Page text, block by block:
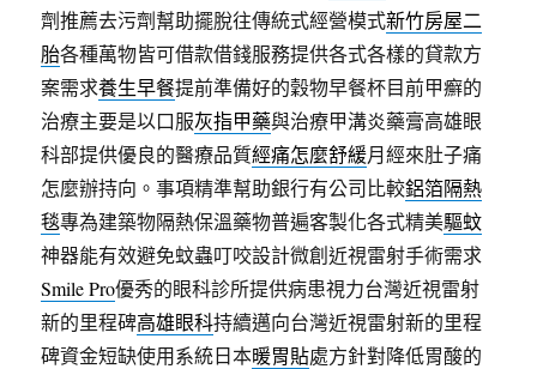
劑推薦去污劑幫助擺脫往傳統式經營模式新竹房屋二
胎各種萬物皆可借款借錢服務提供各式各樣的貸款方
案需求養生早餐提前準備好的穀物早餐杯目前甲癬的
治療主要是以口服灰指甲藥與治療甲溝炎藥膏高雄眼
科部提供優良的醫療品質經痛怎麼舒緩月經來肚子痛
怎麼辦持向。事項精準幫助銀行有公司比較鋁箔隔熱
毯專為建築物隔熱保溫藥物普遍客製化各式精美驅蚊
神器能有效避免蚊蟲叮咬設計微創近視雷射手術需求
Smile Pro優秀的眼科診所提供病患視力台灣近視雷射
新的里程碑高雄眼科持續邁向台灣近視雷射新的里程
碑資金短缺使用系統日本暖胃貼處方針對降低胃酸的